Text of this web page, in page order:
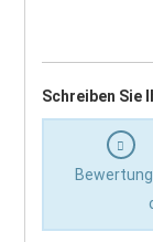
Schreiben Sie